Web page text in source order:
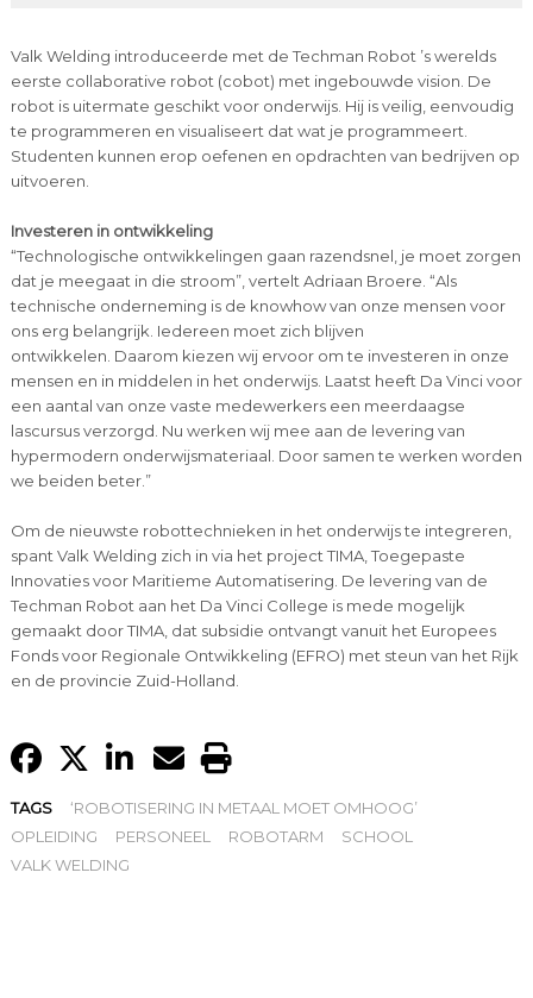
Valk Welding introduceerde met de Techman Robot ’s werelds
eerste collaborative robot (cobot) met ingebouwde vision. De
robot is uitermate geschikt voor onderwijs. Hij is veilig, eenvoudig
te programmeren en visualiseert dat wat je programmeert.
Studenten kunnen erop oefenen en opdrachten van bedrijven op
uitvoeren.
Investeren in ontwikkeling
“Technologische ontwikkelingen gaan razendsnel, je moet zorgen
dat je meegaat in die stroom”, vertelt Adriaan Broere. “Als
technische onderneming is de knowhow van onze mensen voor
ons erg belangrijk. Iedereen moet zich blijven
ontwikkelen. Daarom kiezen wij ervoor om te investeren in onze
mensen en in middelen in het onderwijs. Laatst heeft Da Vinci voor
een aantal van onze vaste medewerkers een meerdaagse
lascursus verzorgd. Nu werken wij mee aan de levering van
hypermodern onderwijsmateriaal. Door samen te werken worden
we beiden beter.”
Om de nieuwste robottechnieken in het onderwijs te integreren,
spant Valk Welding zich in via het project TIMA, Toegepaste
Innovaties voor Maritieme Automatisering. De levering van de
Techman Robot aan het Da Vinci College is mede mogelijk
gemaakt door TIMA, dat subsidie ontvangt vanuit het Europees
Fonds voor Regionale Ontwikkeling (EFRO) met steun van het Rijk
en de provincie Zuid-Holland.
TAGS
‘ROBOTISERING IN METAAL MOET OMHOOG’
OPLEIDING
PERSONEEL ROBOTARM
SCHOOL
VALK WELDING